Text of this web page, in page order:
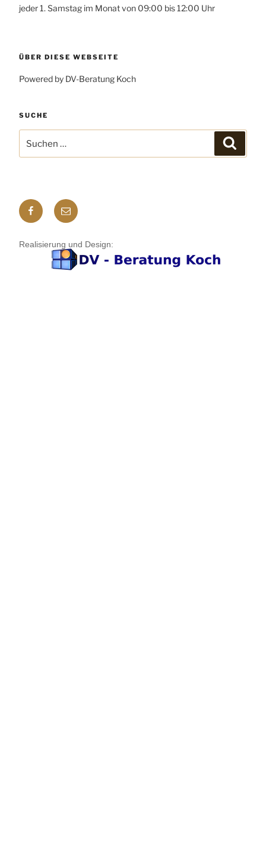
jeder 1. Samstag im Monat von 09:00 bis 12:00 Uhr
ÜBER DIESE WEBSEITE
Powered by DV-Beratung Koch
SUCHE
nach:
Facebook
E-
mail
Realisierung und Design: